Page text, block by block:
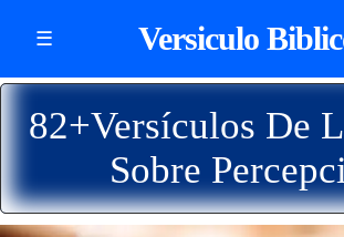
☰ Versiculo
82+Versículos De
Sobre